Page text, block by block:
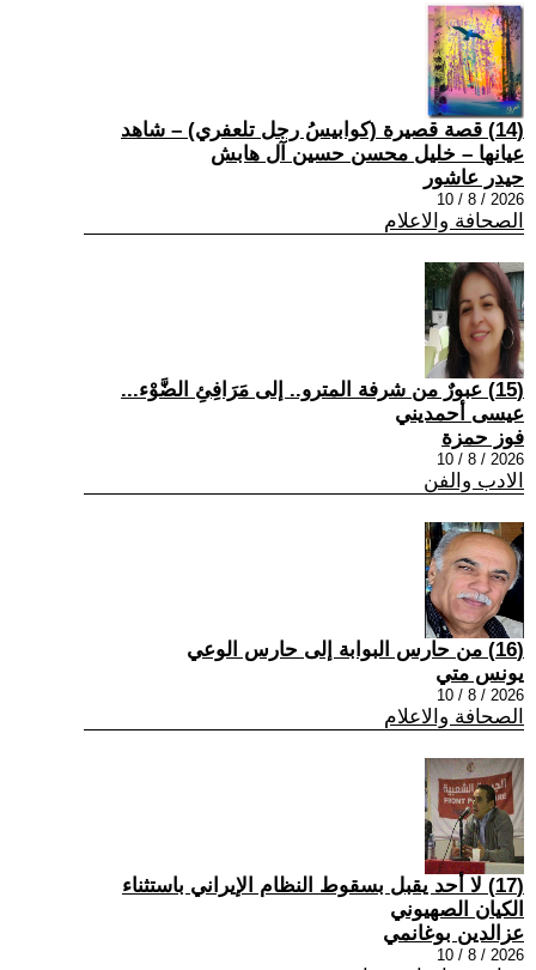
(14) قصة قصيرة (كوابيسُ رجل تلعفري) – شاهد
عيانها – خليل محسن حسين آل هابش
حيدر عاشور
2026 / 8 / 10
الصحافة والاعلام
(15) عبورٌ من شرفة المترو.. إلى مَرَافِئِ الضَّوْء...
عيسى أحمديني
فوز حمزة
2026 / 8 / 10
الادب والفن
(16) من حارس البوابة إلى حارس الوعي
يونس متي
2026 / 8 / 10
الصحافة والاعلام
(17) لا أحد يقبل بسقوط النظام الإيراني باستثناء
الكيان الصهيوني
عزالدين بوغانمي
2026 / 8 / 10